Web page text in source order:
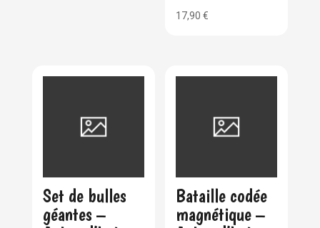
17,90€
Set de bulles
géantes –
Bataille codée
magnétique –